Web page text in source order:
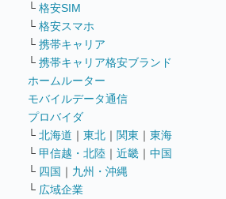
└ 格安SIM
└ 格安スマホ
└ 携帯キャリア
└ 携帯キャリア格安ブランド
ホームルーター
モバイルデータ通信
プロバイダ
└ 北海道 ｜ 東北 ｜ 関東 ｜ 東海
└ 甲信越・北陸 ｜ 近畿 ｜ 中国
└ 四国 ｜ 九州・沖縄
└ 広域企業